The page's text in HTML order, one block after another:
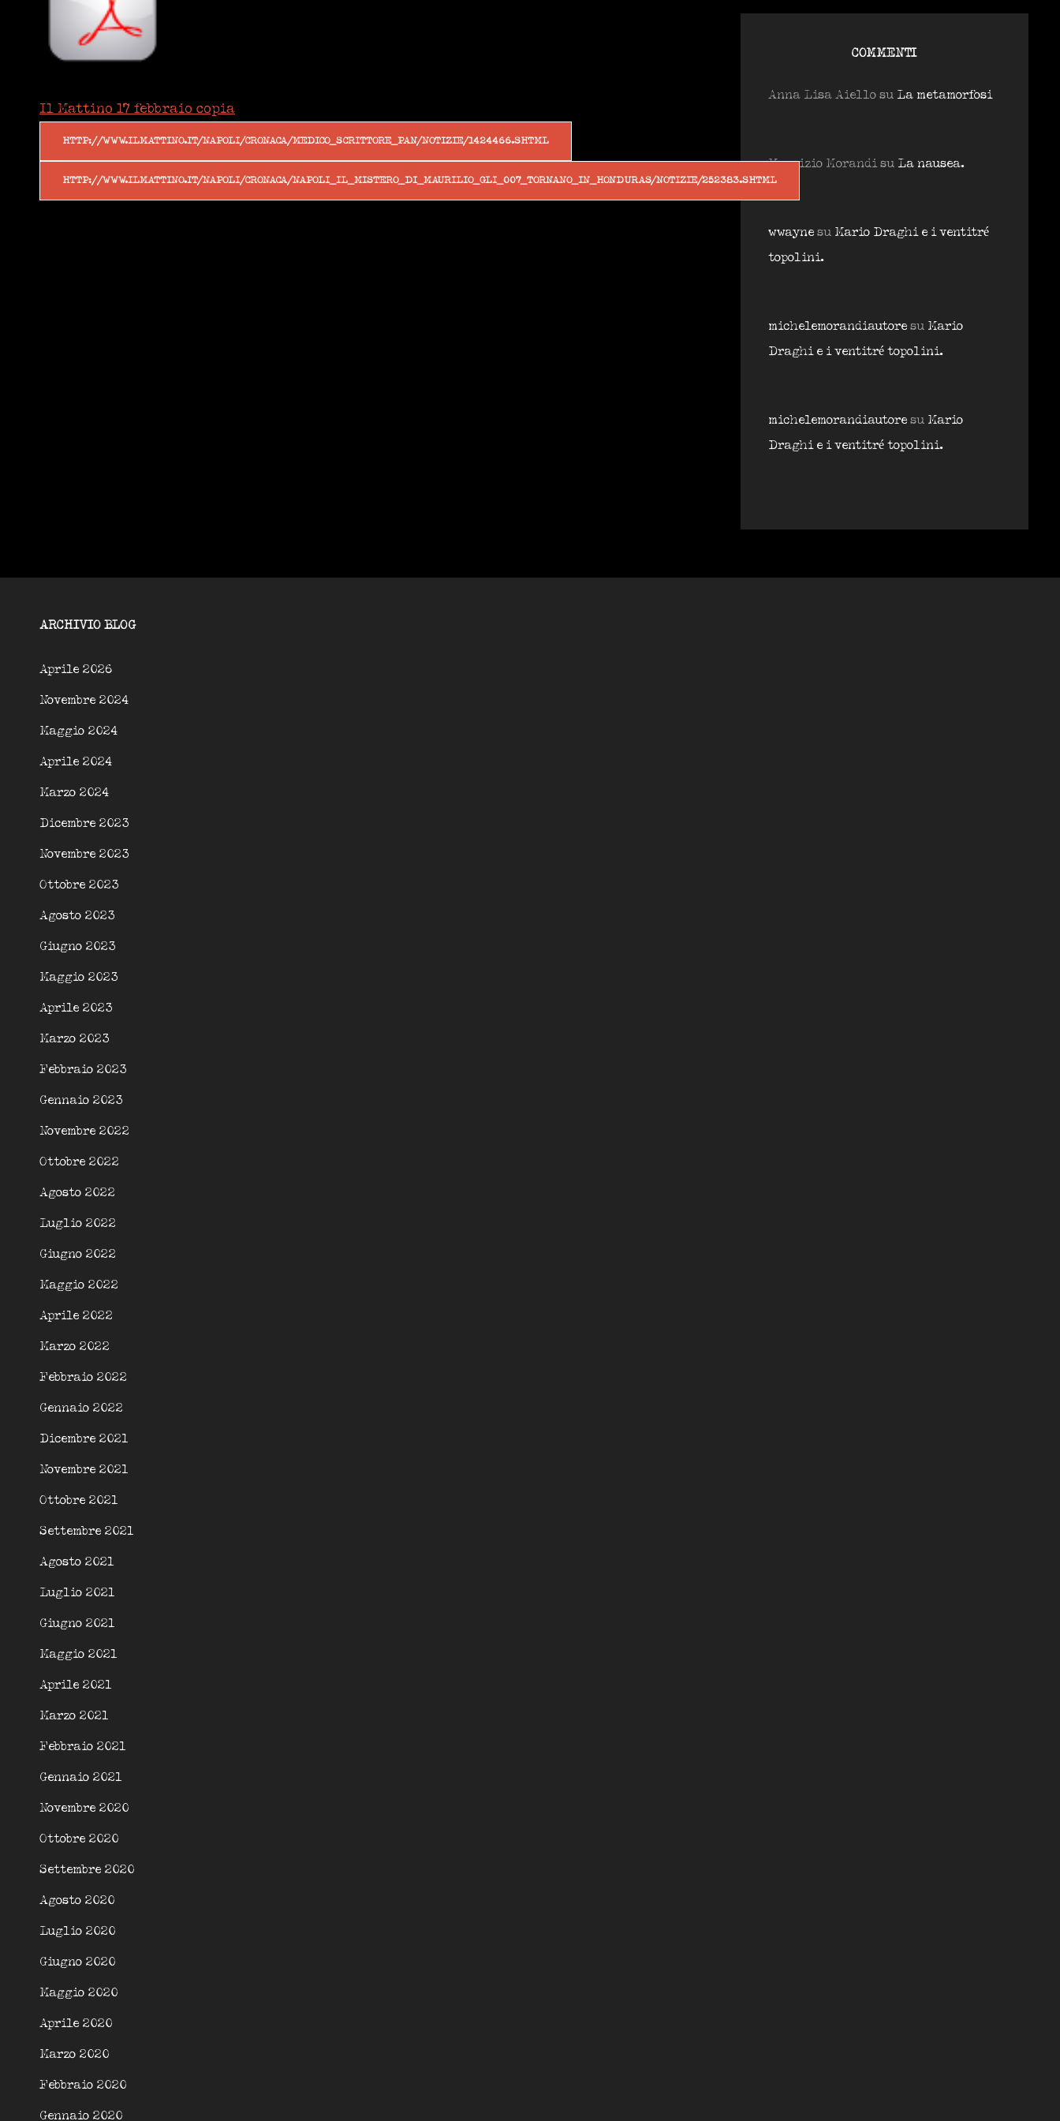
Il Mattino 17 febbraio copia
HTTP://WWW.ILMATTINO.IT/NAPOLI/CRONACA/MEDICO_SCRITTORE_PAN/NOTIZIE/1424466.SHTML
HTTP://WWW.ILMATTINO.IT/NAPOLI/CRONACA/NAPOLI_IL_MISTERO_DI_MAURILIO_GLI_007_TORNANO_IN_HONDURAS/NOTIZIE/252383.SHTML
COMMENTI
Anna Lisa Aiellosu La metamorfosi
Maurizio Morandisu La nausea.
wwaynesu Mario Draghi e i ventitré
topolini.
michelemorandiautoresu Mario
Draghi e i ventitré topolini.
michelemorandiautoresu Mario
Draghi e i ventitré topolini.
ARCHIVIO BLOG
Aprile 2026
Novembre 2024
Maggio 2024
Aprile 2024
Marzo 2024
Dicembre 2023
Novembre 2023
Ottobre 2023
Agosto 2023
Giugno 2023
Maggio 2023
Aprile 2023
Marzo 2023
Febbraio 2023
Gennaio 2023
Novembre 2022
Ottobre 2022
Agosto 2022
Luglio 2022
Giugno 2022
Maggio 2022
Aprile 2022
Marzo 2022
Febbraio 2022
Gennaio 2022
Dicembre 2021
Novembre 2021
Ottobre 2021
Settembre 2021
Agosto 2021
Luglio 2021
Giugno 2021
Maggio 2021
Aprile 2021
Marzo 2021
Febbraio 2021
Gennaio 2021
Novembre 2020
Ottobre 2020
Settembre 2020
Agosto 2020
Luglio 2020
Giugno 2020
Maggio 2020
Aprile 2020
Marzo 2020
Febbraio 2020
Gennaio 2020